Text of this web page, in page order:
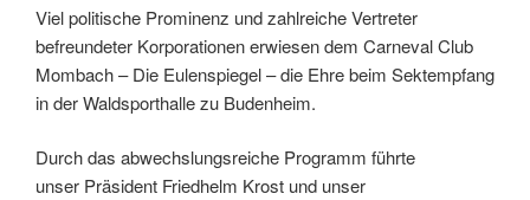
Viel politische Prominenz und zahlreiche Vertreter
befreundeter Korporationen erwiesen dem Carneval Club
Mombach – Die Eulenspiegel – die Ehre beim Sektempfang
in der Waldsporthalle zu Budenheim.
Durch das abwechslungsreiche Programm führte
unser Präsident Friedhelm Krost und unser